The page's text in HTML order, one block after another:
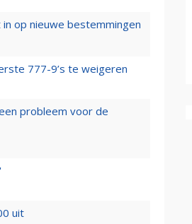
op nieuwe bestemmingen
777-9’s te weigeren
probleem voor de
uit